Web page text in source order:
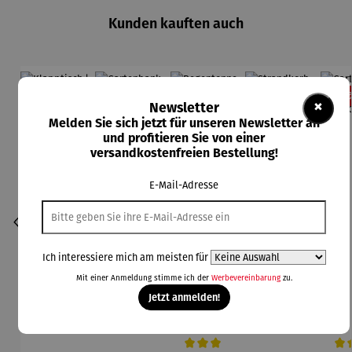
Kunden kauften auch
15% gespartRabatt
×
Newsletter
Melden Sie sich jetzt für unseren Newsletter an
und profitieren Sie von einer
versandkostenfreien Bestellung!
E-Mail-Adresse
Ich interessiere mich am meisten für
Mit einer Anmeldung stimme ich der Werbevereinbarungzu.
Jetzt anmelden!